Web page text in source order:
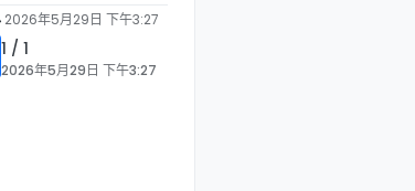
2026年5月29日 下午3:27
1 / 1
2026年5月29日 下午3:27